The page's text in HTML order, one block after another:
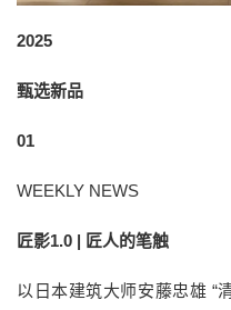
2025
甄选新品
01
WEEKLY NEWS
匠影1.0 | 匠人的笔触
以日本建筑大师安藤忠雄 “